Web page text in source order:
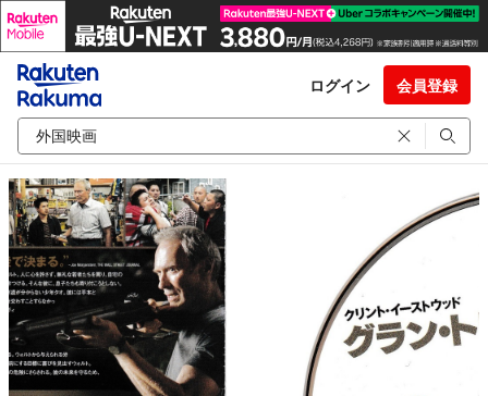
ログイン 会員登録